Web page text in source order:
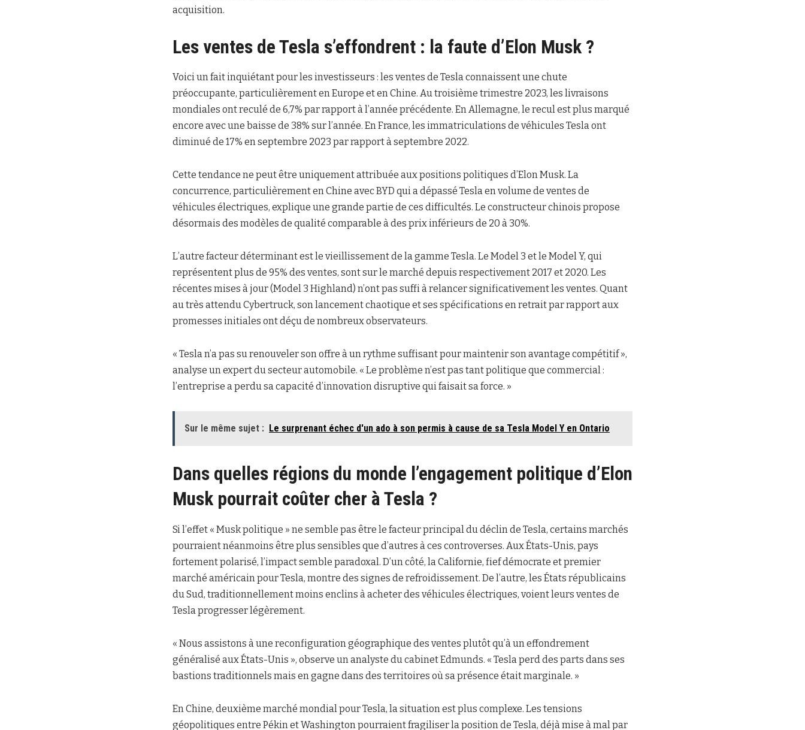
acquisition.
Les ventes de Tesla s’effondrent : la faute d’Elon Musk ?
Voici un fait inquiétant pour les investisseurs : les ventes de Tesla connaissent une chute
préoccupante, particulièrement en Europe et en Chine. Au troisième trimestre 2023, les livraisons
mondiales ont reculé de 6,7% par rapport à l’année précédente. En Allemagne, le recul est plus marqué
encore avec une baisse de 38% sur l’année. En France, les immatriculations de véhicules Tesla ont
diminué de 17% en septembre 2023 par rapport à septembre 2022.
Cette tendance ne peut être uniquement attribuée aux positions politiques d’Elon Musk. La
concurrence, particulièrement en Chine avec BYD qui a dépassé Tesla en volume de ventes de
véhicules électriques, explique une grande partie de ces difficultés. Le constructeur chinois propose
désormais des modèles de qualité comparable à des prix inférieurs de 20 à 30%.
L’autre facteur déterminant est le vieillissement de la gamme Tesla. Le Model 3 et le Model Y, qui
représentent plus de 95% des ventes, sont sur le marché depuis respectivement 2017 et 2020. Les
récentes mises à jour (Model 3 Highland) n’ont pas suffi à relancer significativement les ventes. Quant
au très attendu Cybertruck, son lancement chaotique et ses spécifications en retrait par rapport aux
promesses initiales ont déçu de nombreux observateurs.
« Tesla n’a pas su renouveler son offre à un rythme suffisant pour maintenir son avantage compétitif »,
analyse un expert du secteur automobile. « Le problème n’est pas tant politique que commercial :
l’entreprise a perdu sa capacité d’innovation disruptive qui faisait sa force. »
Sur le même sujet : Le surprenant échec d'un ado à son permis à cause de sa Tesla Model Y en Ontario
Dans quelles régions du monde l’engagement politique d’Elon
Musk pourrait coûter cher à Tesla ?
Si l’effet « Musk politique » ne semble pas être le facteur principal du déclin de Tesla, certains marchés
pourraient néanmoins être plus sensibles que d’autres à ces controverses. Aux États-Unis, pays
fortement polarisé, l’impact semble paradoxal. D’un côté, la Californie, fief démocrate et premier
marché américain pour Tesla, montre des signes de refroidissement. De l’autre, les États républicains
du Sud, traditionnellement moins enclins à acheter des véhicules électriques, voient leurs ventes de
Tesla progresser légèrement.
« Nous assistons à une reconfiguration géographique des ventes plutôt qu’à un effondrement
généralisé aux États-Unis », observe un analyste du cabinet Edmunds. « Tesla perd des parts dans ses
bastions traditionnels mais en gagne dans des territoires où sa présence était marginale. »
En Chine, deuxième marché mondial pour Tesla, la situation est plus complexe. Les tensions
géopolitiques entre Pékin et Washington pourraient fragiliser la position de Tesla, déjà mise à mal par